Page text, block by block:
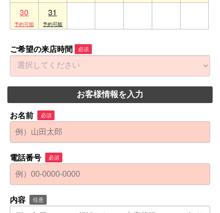
30 31
ご希望の来店時間 必須
お客様情報を入力
お名前 必須
電話番号 必須
内容 任意